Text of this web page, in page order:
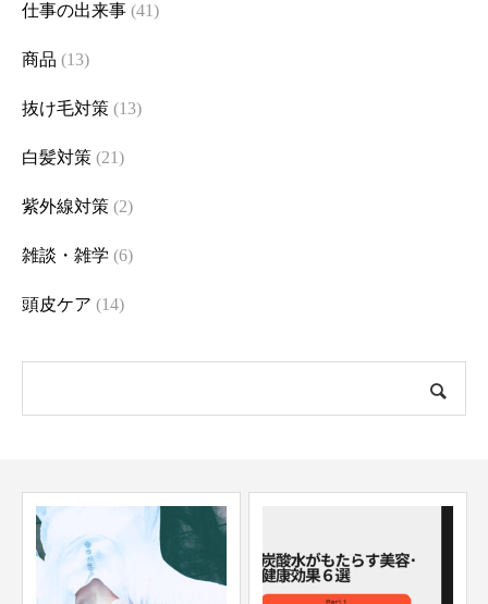
仕事の出来事 (41)
商品 (13)
抜け毛対策 (13)
白髪対策 (21)
紫外線対策 (2)
雑談・雑学 (6)
頭皮ケア (14)